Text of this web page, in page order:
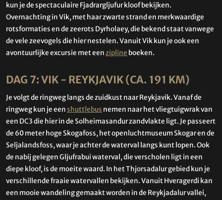
kun je de spectaculaire Fjadrargljufur kloof bekijken.
Overnachting in Vik, met haar zwarte strand en merkwaardige
rotsformaties en de zeerots Dyrholaey, die bekend staat vanwege
de vele zeevogels die hier nestelen. Vanuit Vik kun je ook een
avontuurlijke excursie met eenzipline boeken.
DAG 7: VIK - REYKJAVIK (CA. 191 KM)
Je volgt de ringweg langs de zuidkust naar Reykjavik. Vanaf de
ringweg kun je eenshuttlebus nemen naar het vliegtuigwrak van
een DC3 die hier in de Solheimasandur zandvlakte ligt. Je passeert
de 60 meter hoge Skogafoss, het openluchtmuseum Skogar en de
Seljalandsfoss, waar je achter de waterval langs kunt lopen. Ook
de nabij gelegen Gljufrabui waterval, die verscholen ligt in een
diepe kloof, is de moeite waard. In het Thjorsadalur gebied kun je
verschillende fraaie watervallen bekijken. Vanuit Hveragerdi kan
een mooie wandeling gemaakt worden in de Reykjadalur vallei,